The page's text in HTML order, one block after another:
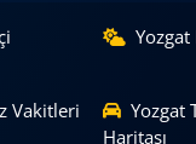
Vakitleri
Yozgat
Haritası